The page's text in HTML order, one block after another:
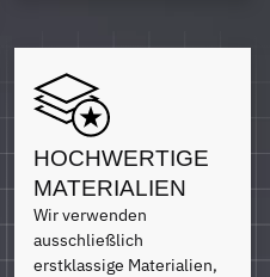
HOCHWERTIGE
MATERIALIEN
Wir verwenden
ausschließlich
erstklassige Materialien,